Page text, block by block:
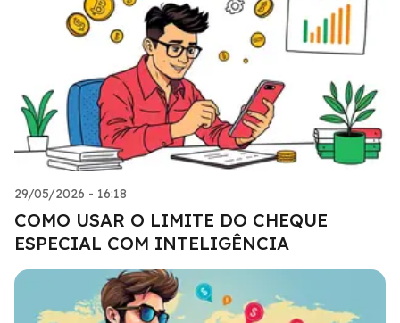
29/05/2026 - 16:18
COMO USAR O LIMITE DO CHEQUE
ESPECIAL COM INTELIGÊNCIA